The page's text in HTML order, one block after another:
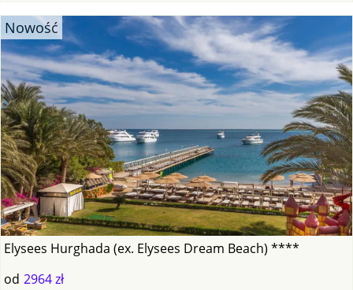
Elysees Hurghada (ex. Elysees Dream Beach) ****
od 2964 zł
Nowość